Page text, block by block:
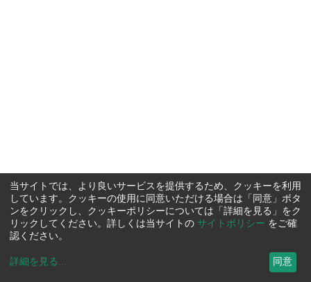
当サイトでは、より良いサービスを提供するため、クッキーを利用
しています。クッキーの使用に同意いただける場合は「同意」ボタ
ンをクリックし、クッキーポリシーについては「詳細を見る」をク
リックしてください。詳しくは当サイトの サイトポリシー をご確
認ください。
詳細を見る ... 同意